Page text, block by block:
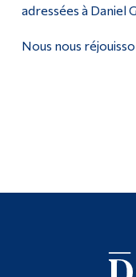
adressées à Daniel
Nous nous